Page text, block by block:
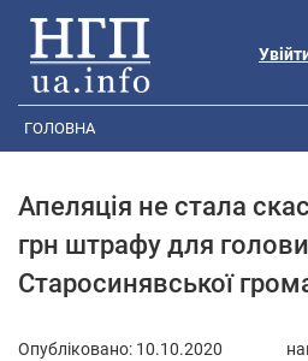
ГОЛОВНА
Апеляція не стала
грн штрафу для голови
Старосинявської
Опубліковано: 10.10.2020